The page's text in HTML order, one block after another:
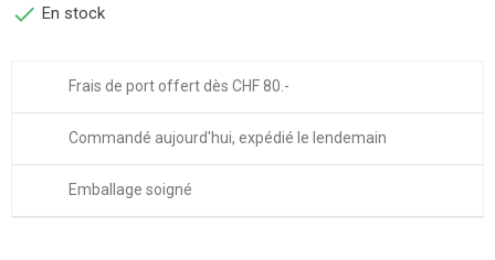
 En stock
Frais de port offert dès CHF 80.-
Commandé aujourd'hui, expédié le lendemain
Emballage soigné